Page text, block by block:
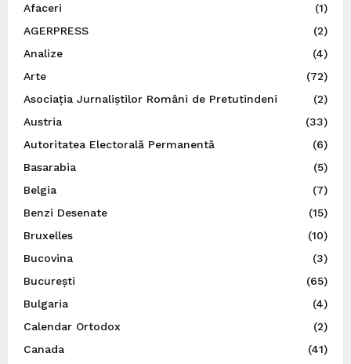
Afaceri
(1)
AGERPRESS
(2)
Analize
(4)
Arte
(72)
Asociația Jurnaliștilor Români de Pretutindeni
(2)
Austria
(33)
Autoritatea Electorală Permanentă
(6)
Basarabia
(5)
Belgia
(7)
Benzi Desenate
(15)
Bruxelles
(10)
Bucovina
(3)
București
(65)
Bulgaria
(4)
Calendar Ortodox
(2)
Canada
(41)